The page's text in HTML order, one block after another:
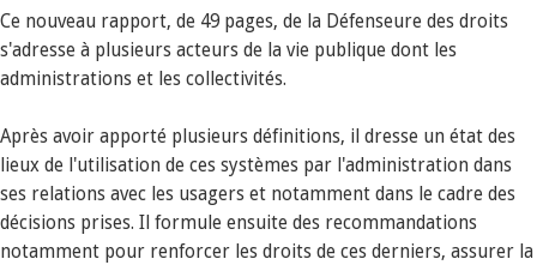
Ce nouveau rapport, de 49 pages, de la Défenseure des droits
s'adresse à plusieurs acteurs de la vie publique dont les
administrations et les collectivités.
Après avoir apporté plusieurs définitions, il dresse un état des
lieux de l'utilisation de ces systèmes par l'administration dans
ses relations avec les usagers et notamment dans le cadre des
décisions prises. Il formule ensuite des recommandations
notamment pour renforcer les droits de ces derniers, assurer la